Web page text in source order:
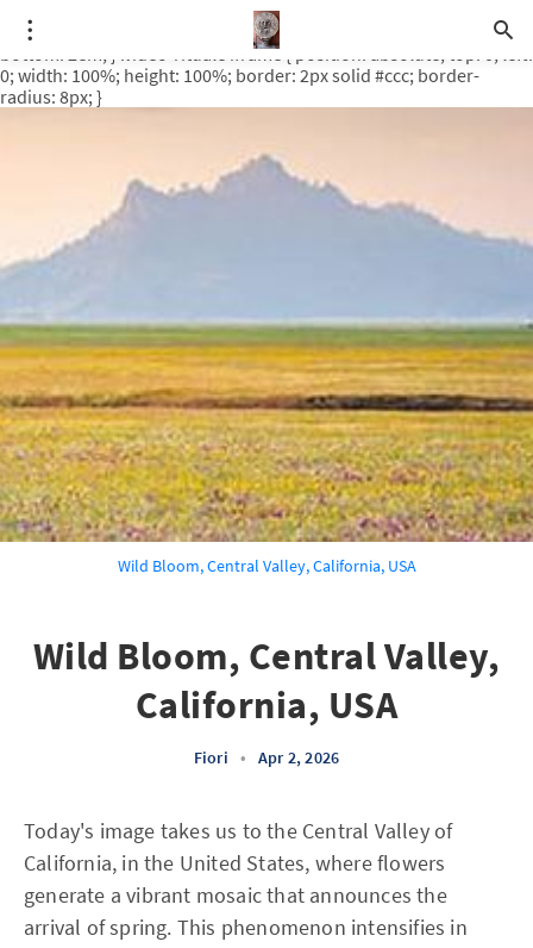
.video-rituale { position: relative; padding-bottom: 56.25%; /* 16:9
ratio */ height: 0; overflow: hidden; margin-top: 3em; margin-
bottom: 2em; } .video-rituale iframe { position: absolute; top: 0; left:
0; width: 100%; height: 100%; border: 2px solid #ccc; border-
radius: 8px; }
Wild Bloom, Central Valley, California, USA
Wild Bloom, Central Valley,
California, USA
Fiori • Apr 2, 2026
Today's image takes us to the Central Valley of
California, in the United States, where flowers
generate a vibrant mosaic that announces the
arrival of spring. This phenomenon intensifies in